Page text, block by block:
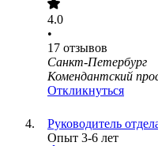
4.0
•
17 отзывов
Санкт-Петербург
Комендантский
Откликнуться
Руководитель
Опыт 3-6 лет